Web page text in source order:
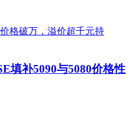
填补5090与5080价格性